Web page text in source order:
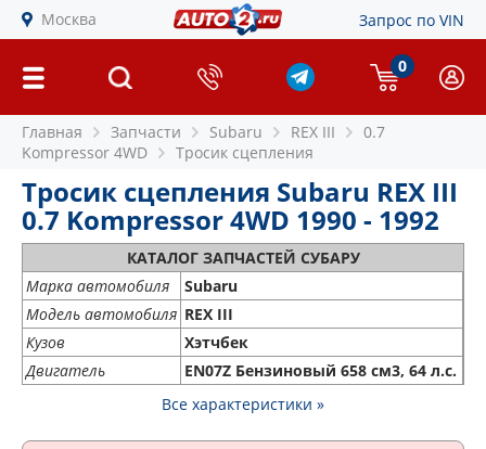
Москва Запрос по VIN
0
Главная Запчасти Subaru REX III
0.7
Kompressor 4WD
Тросик сцепления
Тросик сцепления Subaru REX III
0.7 Kompressor 4WD 1990 - 1992
КАТАЛОГ ЗАПЧАСТЕЙ СУБАРУ
Марка автомобиля
Subaru
Модель автомобиля REX III
Кузов
Хэтчбек
Двигатель
EN07Z Бензиновый 658 см3, 64 л.с.
Все характеристики »